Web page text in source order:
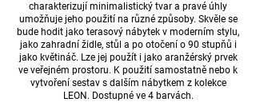
charakterizují minimalistický tvar a pravé úhly
umožňuje jeho použití na různé způsoby. Skvěle se
bude hodit jako terasový nábytek v moderním stylu,
jako zahradní židle, stůl a po otočení o 90 stupňů i
jako květináč. Lze jej použít i jako aranžérský prvek
ve veřejném prostoru. K použití samostatně nebo k
vytvoření sestav s dalším nábytkem z kolekce
LEON. Dostupné ve 4 barvách.